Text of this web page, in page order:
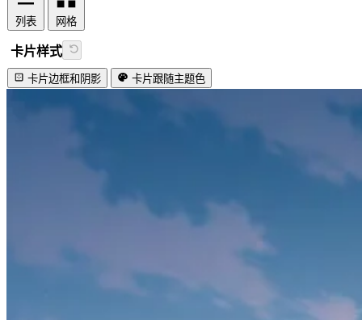
列表 网格
卡片样式
卡片边框和阴影 卡片跟随主题色
Lovely firefly!